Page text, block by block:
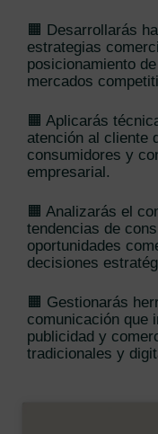
🟧 Desarrollarás
estrategias
posicionamiento
mercados
🟧 Aplicarás
atención al cliente
consumidores y
empresarial.
🟧 Analizarás el
tendencias de
oportunidades
decisiones
🟧 Gestionarás
comunicación que
publicidad y
tradicionales y